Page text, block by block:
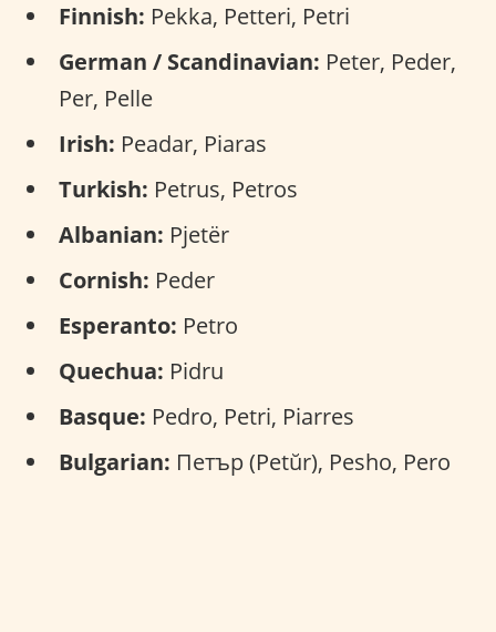
Finnish: Pekka, Petteri, Petri
German / Scandinavian: Peter, Peder,
Per, Pelle
Irish: Peadar, Piaras
Turkish: Petrus, Petros
Albanian: Pjetër
Cornish: Peder
Esperanto: Petro
Quechua: Pidru
Basque: Pedro, Petri, Piarres
Bulgarian: Петър (Petŭr), Pesho, Pero